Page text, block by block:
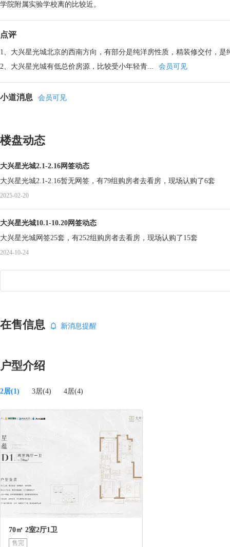
学院附属实验学校离的比较近。
点评
1、大兴星光城北京的西南方向，有部分是纯洋房性质，精装修交付，
2、大兴星光城有低总价房源，比较受小年轻青...
会员可见
小道消息 会员可见
楼盘动态
大兴星光城2.1-2.16网签动态
大兴星光城2.1-2.16暂无网签，有79组购房者去看房，现场认购了6套
2025-02-20
大兴星光城10.1-10.20网签动态
大兴星光城网签25套，有252组购房者去看房，现场认购了15套
2024-10-24
在售信息 新消息提醒
户型介绍
2居(1) 3居(4) 4居(4)
70㎡ 2室2厅1卫
售完